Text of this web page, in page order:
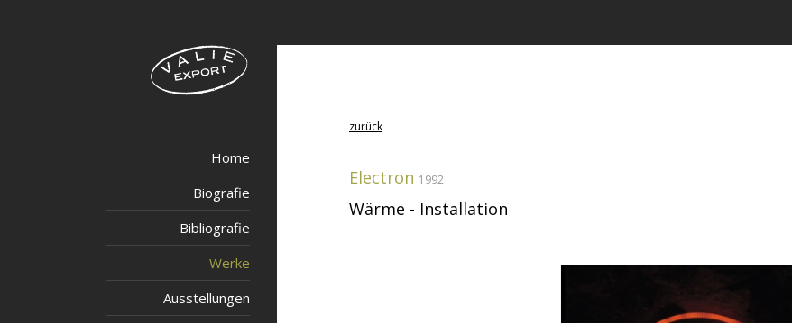
Home
Biografie
Bibliografie
Werke
Ausstellungen
zurück
Electron 1992
Wärme - Installation